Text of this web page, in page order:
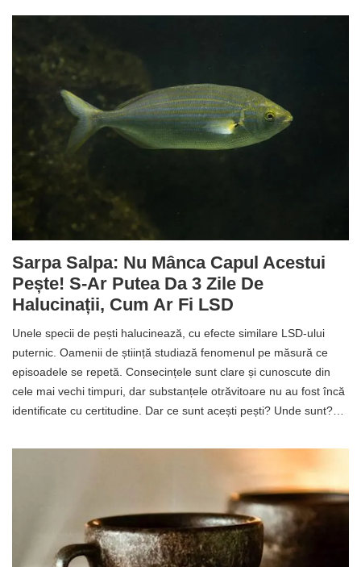
Sarpa Salpa: Nu Mânca Capul Acestui
Pește! S-Ar Putea Da 3 Zile De
Halucinații, Cum Ar Fi LSD
Unele specii de pești halucinează, cu efecte similare LSD-ului
puternic. Oamenii de știință studiază fenomenul pe măsură ce
episoadele se repetă. Consecințele sunt clare și cunoscute din
cele mai vechi timpuri, dar substanțele otrăvitoare nu au fost încă
identificate cu certitudine. Dar ce sunt acești pești? Unde sunt?…